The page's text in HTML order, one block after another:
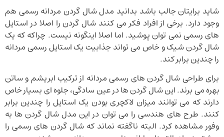
شاید برایتان جالب باشد بدانید مدل شال گردن مردانه رسمی هم
وجود دارد. برخی از افراد فکر می کنند شال گردن را اصلا در استایل
های رسمی نمی توان پوشید. اما اصلا اینگونه نیست. چراکه که یک
شال گردن شیک و خاص می تواند جذابیت یک استایل رسمی مردانه
را چندین برابر کند.
برای طراحی شال گردن های رسمی مردانه از ترکیب ابریشم و ساتن
بهره می برند. این شال گردن ها در عین سادگی، جلوه ای بسیار خاص
دارند که می توانند میزان لاکچری بودن یک استایل را چندین برابر
کنند. طرح های هندسی را می توان در این مدل شال گردن ها به
وفور مشاهده کرد. البته ناگفته نماند که شال گردن های رسمی را